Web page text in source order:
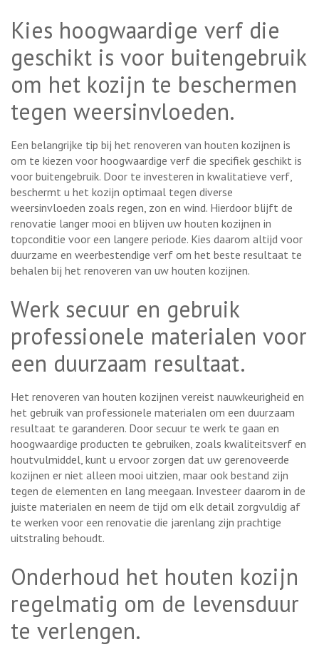
Kies hoogwaardige verf die
geschikt is voor buitengebruik
om het kozijn te beschermen
tegen weersinvloeden.
Een belangrijke tip bij het renoveren van houten kozijnen is
om te kiezen voor hoogwaardige verf die specifiek geschikt is
voor buitengebruik. Door te investeren in kwalitatieve verf,
beschermt u het kozijn optimaal tegen diverse
weersinvloeden zoals regen, zon en wind. Hierdoor blijft de
renovatie langer mooi en blijven uw houten kozijnen in
topconditie voor een langere periode. Kies daarom altijd voor
duurzame en weerbestendige verf om het beste resultaat te
behalen bij het renoveren van uw houten kozijnen.
Werk secuur en gebruik
professionele materialen voor
een duurzaam resultaat.
Het renoveren van houten kozijnen vereist nauwkeurigheid en
het gebruik van professionele materialen om een duurzaam
resultaat te garanderen. Door secuur te werk te gaan en
hoogwaardige producten te gebruiken, zoals kwaliteitsverf en
houtvulmiddel, kunt u ervoor zorgen dat uw gerenoveerde
kozijnen er niet alleen mooi uitzien, maar ook bestand zijn
tegen de elementen en lang meegaan. Investeer daarom in de
juiste materialen en neem de tijd om elk detail zorgvuldig af
te werken voor een renovatie die jarenlang zijn prachtige
uitstraling behoudt.
Onderhoud het houten kozijn
regelmatig om de levensduur
te verlengen.